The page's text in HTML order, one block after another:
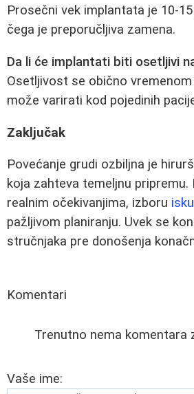
Prosečni vek implantata je 10-
čega je preporučljiva zamena.
Da li će implantati biti osetljivi
Osetljivost se obično
može varirati kod pojedinih
Zaključak
Povećanje grudi ozbiljna je
koja zahteva temeljnu pripremu.
realnim očekivanjima, izboru
pažljivom planiranju. Uvek se
stručnjaka pre donošenja
Komentari
Trenutno nema komentara
Vaše ime: